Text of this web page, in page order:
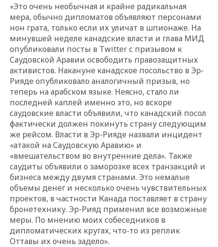
«Это очень необычная и крайне радикальная
мера, обычно дипломатов объявляют персонами
нон грата, только если их уличат в шпионаже. На
минувшей неделе канадские власти и глава МИД
опубликовали посты в Twitter с призывом к
Саудовской Аравии освободить правозащитных
активистов. Накануне канадское посольство в Эр-
Рияде опубликовало аналогичный призыв, но
теперь на арабском языке. Неясно, стало ли
последней каплей именно это, но вскоре
саудовские власти объявили, что канадский посол
фактически должен покинуть страну следующим
же рейсом. Власти в Эр-Рияде назвали инцидент
«атакой на Саудовскую Аравию» и
«вмешательством во внутренние дела». Также
саудиты объявили о заморозке всех транзакций и
бизнеса между двумя странами. Это немалые
объемы денег и несколько очень чувствительных
проектов, в частности Канада поставляет в страну
бронетехнику. Эр-Рияд применил все возможные
меры. По мнению моих собеседников в
дипломатических кругах, что-то из реплик
Оттавы их очень задело».